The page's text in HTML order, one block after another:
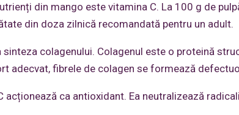
din mango este vitamina C. La 100 g de
din doza zilnică recomandată pentru un adult.
colagenului. Colagenul este o proteină
adecvat, fibrele de colagen se formează
acționează ca antioxidant. Ea neutralizează